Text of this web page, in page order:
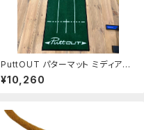
PuttOUT パターマット ミディアム
GREEN ゴルフ練習器具
¥10,260